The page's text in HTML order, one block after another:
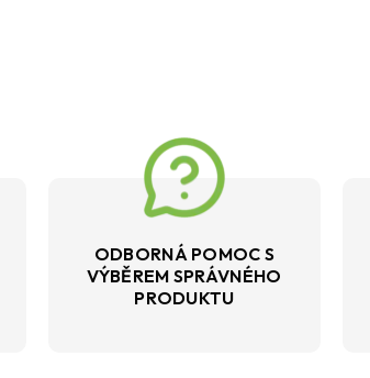
ODBORNÁ POMOC S
VÝBĚREM SPRÁVNÉHO
PRODUKTU